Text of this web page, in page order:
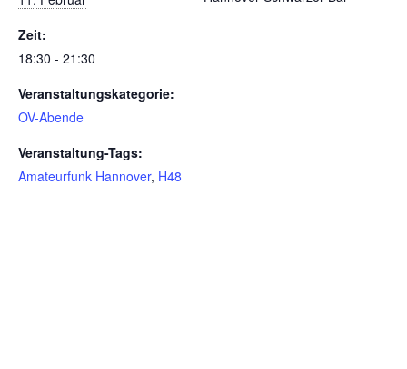
Zeit:
18:30 - 21:30
Veranstaltungskategorie:
OV-Abende
Veranstaltung-Tags:
Amateurfunk Hannover, H48